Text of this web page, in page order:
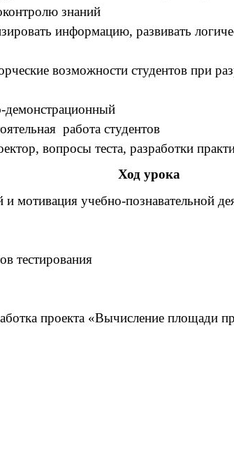
знаний
информацию, развивать
возможности студентов при
демонстрационный
работа студентов
вопросы теста, разработки
Ход урока
мотивация учебно-познавательной
тестирования
проекта «Вычисление площади